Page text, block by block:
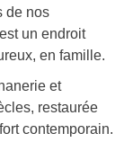
de nos
un endroit
en famille.
et
restaurée
contemporain.